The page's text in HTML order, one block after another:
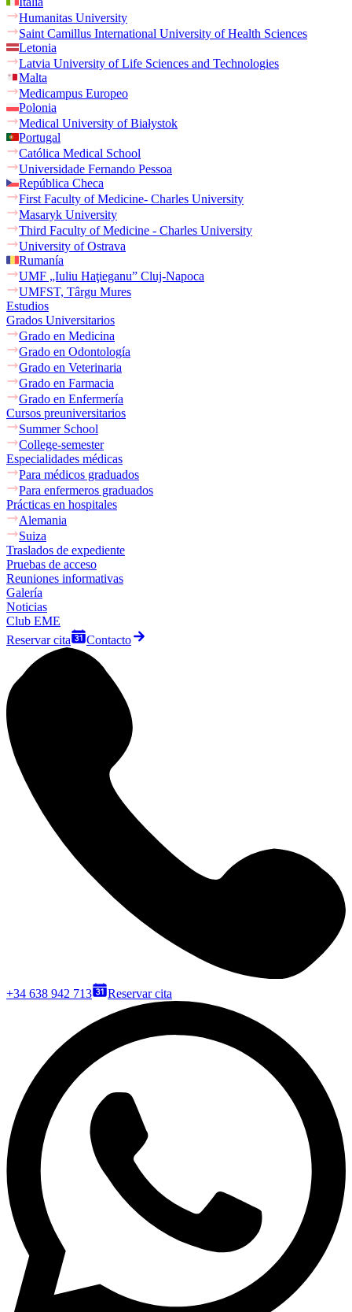
Humanitas University
Saint Camillus International University of Health Sciences
Letonia
Latvia University of Life Sciences and Technologies
Malta
Medicampus Europeo
Polonia
Medical University of Białystok
Portugal
Católica Medical School
Universidade Fernando Pessoa
República Checa
First Faculty of Medicine- Charles University
Masaryk University
Third Faculty of Medicine - Charles University
University of Ostrava
Rumanía
UMF „Iuliu Haţieganu” Cluj-Napoca
UMFST, Târgu Mures
Estudios
Grados Universitarios
Grado en Medicina
Grado en Odontología
Grado en Veterinaria
Grado en Farmacia
Grado en Enfermería
Cursos preuniversitarios
Summer School
College-semester
Especialidades médicas
Para médicos graduados
Para enfermeros graduados
Prácticas en hospitales
Alemania
Suiza
Traslados de expediente
Pruebas de acceso
Reuniones informativas
Galería
Noticias
Club EME
Reservar cita
Contacto
+34 638 942 713 Reservar cita